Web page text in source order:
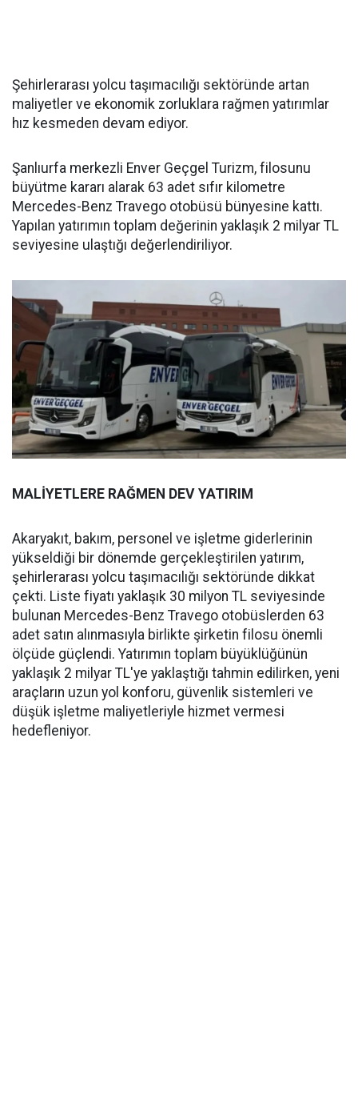
Şehirlerarası yolcu taşımacılığı sektöründe artan
maliyetler ve ekonomik zorluklara rağmen yatırımlar
hız kesmeden devam ediyor.
Şanlıurfa merkezli Enver Geçgel Turizm, filosunu
büyütme kararı alarak 63 adet sıfır kilometre
Mercedes-Benz Travego otobüsü bünyesine kattı.
Yapılan yatırımın toplam değerinin yaklaşık 2 milyar TL
seviyesine ulaştığı değerlendiriliyor.
MALİYETLERE RAĞMEN DEV YATIRIM
Akaryakıt, bakım, personel ve işletme giderlerinin
yükseldiği bir dönemde gerçekleştirilen yatırım,
şehirlerarası yolcu taşımacılığı sektöründe dikkat
çekti. Liste fiyatı yaklaşık 30 milyon TL seviyesinde
bulunan Mercedes-Benz Travego otobüslerden 63
adet satın alınmasıyla birlikte şirketin filosu önemli
ölçüde güçlendi. Yatırımın toplam büyüklüğünün
yaklaşık 2 milyar TL'ye yaklaştığı tahmin edilirken, yeni
araçların uzun yol konforu, güvenlik sistemleri ve
düşük işletme maliyetleriyle hizmet vermesi
hedefleniyor.